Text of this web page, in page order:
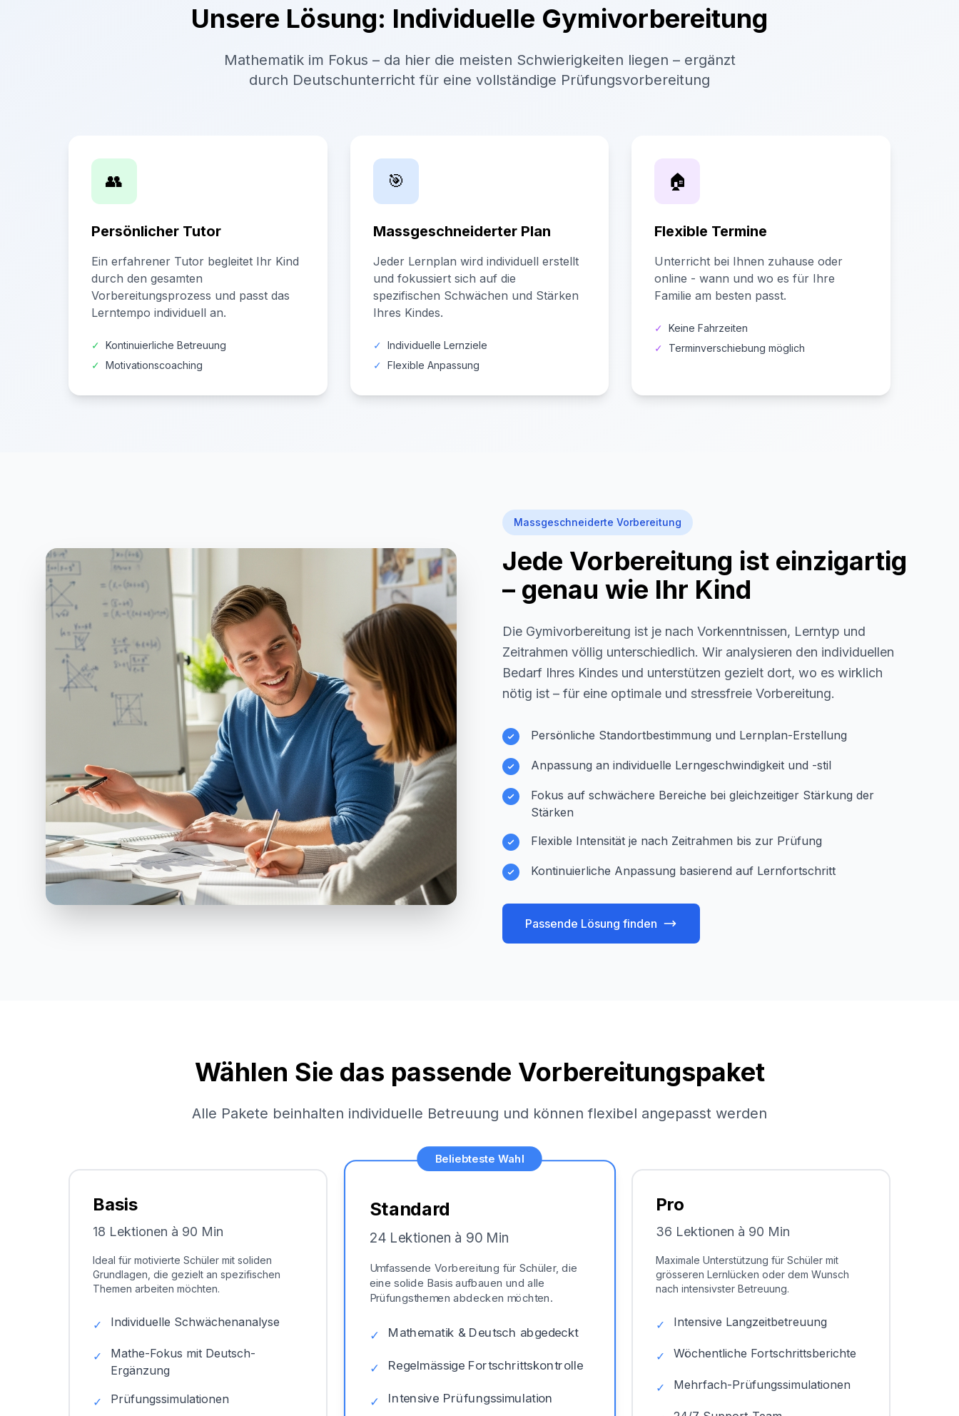
Unsere Lösung: Individuelle Gymivorbereitung
Mathematik im Fokus – da hier die meisten Schwierigkeiten liegen – ergänzt
durch Deutschunterricht für eine vollständige Prüfungsvorbereitung
👥
Persönlicher Tutor
Ein erfahrener Tutor begleitet Ihr Kind
durch den gesamten
Vorbereitungsprozess und passt das
Lerntempo individuell an.
✓ Kontinuierliche Betreuung
✓ Motivationscoaching
🎯
Massgeschneiderter Plan
Jeder Lernplan wird individuell erstellt
und fokussiert sich auf die
spezifischen Schwächen und Stärken
Ihres Kindes.
✓ Individuelle Lernziele
✓ Flexible Anpassung
🏠
Flexible Termine
Unterricht bei Ihnen zuhause oder
online - wann und wo es für Ihre
Familie am besten passt.
✓
Keine Fahrzeiten
✓
Terminverschiebung möglich
Massgeschneiderte Vorbereitung
Jede Vorbereitung ist einzigartig
– genau wie Ihr Kind
Die Gymivorbereitung ist je nach Vorkenntnissen, Lerntyp und
Zeitrahmen völlig unterschiedlich. Wir analysieren den individuellen
Bedarf Ihres Kindes und unterstützen gezielt dort, wo es wirklich
nötig ist – für eine optimale und stressfreie Vorbereitung.
Persönliche Standortbestimmung und Lernplan-Erstellung
Anpassung an individuelle Lerngeschwindigkeit und -stil
Fokus auf schwächere Bereiche bei gleichzeitiger Stärkung der
Stärken
Flexible Intensität je nach Zeitrahmen bis zur Prüfung
Kontinuierliche Anpassung basierend auf Lernfortschritt
Passende Lösung finden
Wählen Sie das passende Vorbereitungspaket
Alle Pakete beinhalten individuelle Betreuung und können flexibel angepasst werden
Basis
18 Lektionen à 90 Min
Ideal für motivierte Schüler mit soliden
Grundlagen, die gezielt an spezifischen
Themen arbeiten möchten.
✓ Individuelle Schwächenanalyse
✓
Mathe-Fokus mit Deutsch-
Ergänzung
✓ Prüfungssimulationen
Beliebteste Wahl
Standard
24 Lektionen à 90 Min
Umfassende Vorbereitung für Schüler, die
eine solide Basis aufbauen und alle
Prüfungsthemen abdecken möchten.
✓ Mathematik & Deutsch abgedeckt
✓ Regelmässige Fortschrittskontrolle
✓ Intensive Prüfungssimulation
Pro
36 Lektionen à 90 Min
Maximale Unterstützung für Schüler mit
grösseren Lernlücken oder dem Wunsch
nach intensivster Betreuung.
✓ Intensive Langzeitbetreuung
✓ Wöchentliche Fortschrittsberichte
✓ Mehrfach-Prüfungssimulationen